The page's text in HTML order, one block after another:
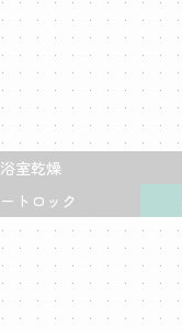
浴室乾燥
トロック